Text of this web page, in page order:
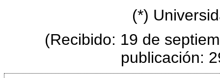
(*)
(Recibido: 19 de
publicación: